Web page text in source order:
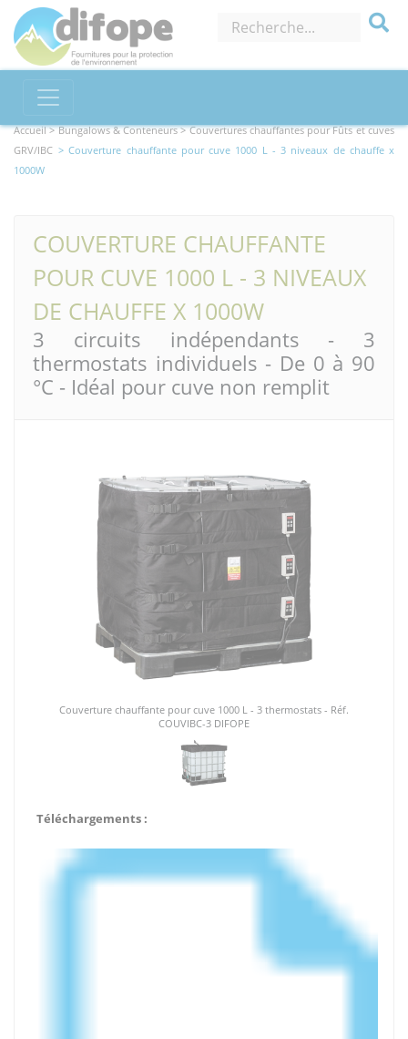
Accueil >Bungalows & Conteneurs> Couvertures chauffantes pour Fûts et cuves
GRV/IBC > Couverture chauffante pour cuve 1000 L - 3 niveaux de chauffe x
1000W
COUVERTURE CHAUFFANTE
POUR CUVE 1000 L - 3 NIVEAUX
DE CHAUFFE X 1000W
3 circuits indépendants - 3
thermostats individuels - De 0 à 90
°C - Idéal pour cuve non remplit
Couverture chauffante pour cuve 1000 L - 3 thermostats - Réf.
COUVIBC-3 DIFOPE
Téléchargements :